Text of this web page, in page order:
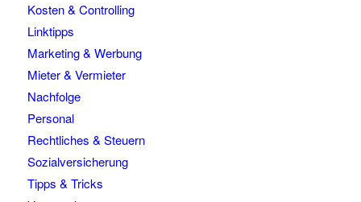
Kosten & Controlling
Linktipps
Marketing & Werbung
Mieter & Vermieter
Nachfolge
Personal
Rechtliches & Steuern
Sozialversicherung
Tipps & Tricks